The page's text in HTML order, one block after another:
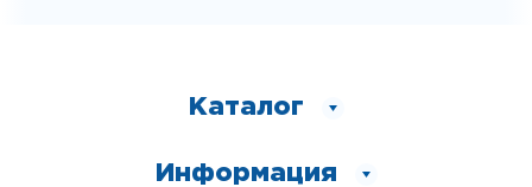
Каталог
Информация